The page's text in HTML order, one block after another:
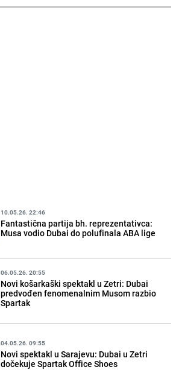
10.05.26. 22:46
Fantastična partija bh. reprezentativca:
Musa vodio Dubai do polufinala ABA lige
06.05.26. 20:55
Novi košarkaški spektakl u Zetri: Dubai
predvođen fenomenalnim Musom razbio
Spartak
04.05.26. 09:55
Novi spektakl u Sarajevu: Dubai u Zetri
dočekuje Spartak Office Shoes